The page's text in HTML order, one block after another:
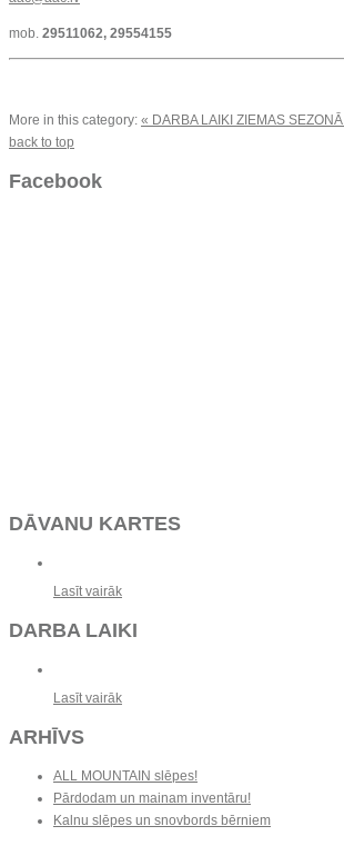
mob. 29511062, 29554155
More in this category: « DARBA LAIKI ZIEMAS SEZONĀ
back to top
Facebook
DĀVANU KARTES
Lasīt vairāk
DARBA LAIKI
Lasīt vairāk
ARHĪVS
ALL MOUNTAIN slēpes!
Pārdodam un mainam inventāru!
Kalnu slēpes un snovbords bērniem